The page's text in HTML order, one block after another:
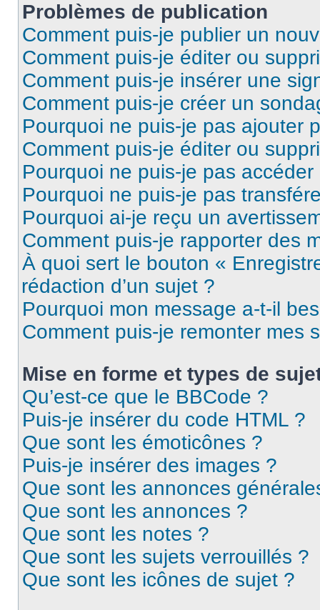
Problèmes de publication
Comment puis-je publier un
Comment puis-je éditer ou
Comment puis-je insérer une
Comment puis-je créer un
Pourquoi ne puis-je pas ajouter
Comment puis-je éditer ou
Pourquoi ne puis-je pas
Pourquoi ne puis-je pas
Pourquoi ai-je reçu un
Comment puis-je rapporter des
À quoi sert le bouton «
rédaction d’un sujet ?
Pourquoi mon message a-t-il
Comment puis-je remonter mes
Mise en forme et types de
Qu’est-ce que le BBCode ?
Puis-je insérer du code HTML ?
Que sont les émoticônes ?
Puis-je insérer des images ?
Que sont les annonces
Que sont les annonces ?
Que sont les notes ?
Que sont les sujets verrouillés ?
Que sont les icônes de sujet ?